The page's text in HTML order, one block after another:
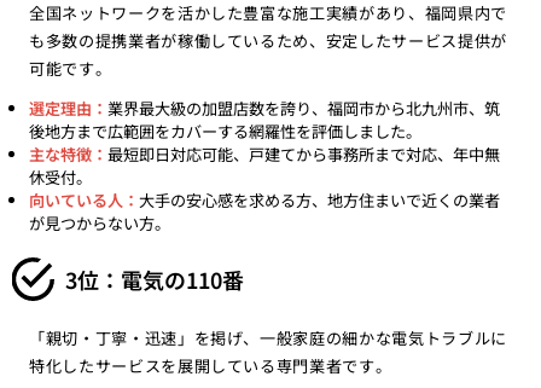
全国ネットワークを活かした豊富な施工実績があり、福岡県内で
も多数の提携業者が稼働しているため、安定したサービス提供が
可能です。
選定理由： 業界最大級の加盟店数を誇り、福岡市から北九州市、筑
後地方まで広範囲をカバーする網羅性を評価しました。
主な特徴： 最短即日対応可能、戸建てから事務所まで対応、年中無
休受付。
向いている人： 大手の安心感を求める方、地方住まいで近くの業者
が見つからない方。
3位：電気の110番
「親切・丁寧・迅速」を掲げ、一般家庭の細かな電気トラブルに
特化したサービスを展開している専門業者です。